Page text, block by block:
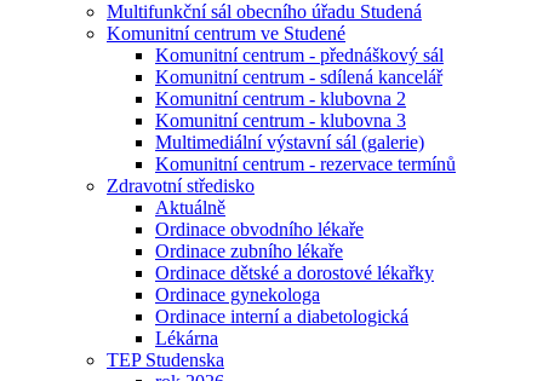
Multifunkční sál obecního úřadu Studená
Komunitní centrum ve Studené
Komunitní centrum - přednáškový sál
Komunitní centrum - sdílená kancelář
Komunitní centrum - klubovna 2
Komunitní centrum - klubovna 3
Multimediální výstavní sál (galerie)
Komunitní centrum - rezervace termínů
Zdravotní středisko
Aktuálně
Ordinace obvodního lékaře
Ordinace zubního lékaře
Ordinace dětské a dorostové lékařky
Ordinace gynekologa
Ordinace interní a diabetologická
Lékárna
TEP Studenska